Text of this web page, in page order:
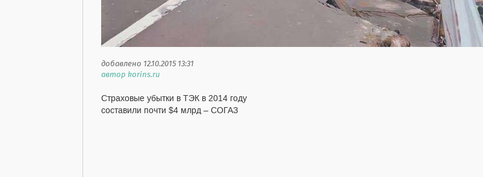
добавлено 12.10.2015 13:31
автор korins.ru
Страховые убытки в ТЭК в 2014 году
составили почти $4 млрд – СОГАЗ